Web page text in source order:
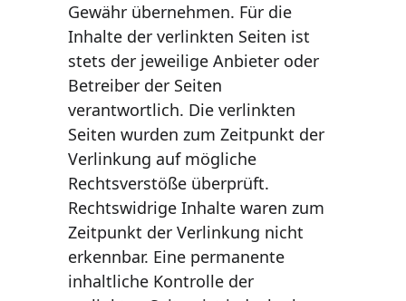
Gewähr übernehmen. Für die
Inhalte der verlinkten Seiten ist
stets der jeweilige Anbieter oder
Betreiber der Seiten
verantwortlich. Die verlinkten
Seiten wurden zum Zeitpunkt der
Verlinkung auf mögliche
Rechtsverstöße überprüft.
Rechtswidrige Inhalte waren zum
Zeitpunkt der Verlinkung nicht
erkennbar. Eine permanente
inhaltliche Kontrolle der